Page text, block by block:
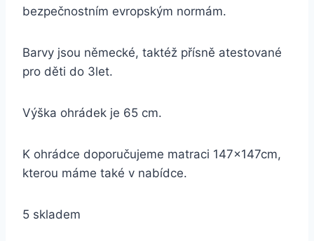
bezpečnostním evropským normám.
Barvy jsou německé, taktéž přísně atestované
pro děti do 3let.
Výška ohrádek je 65 cm.
K ohrádce doporučujeme matraci 147x147cm,
kterou máme také v nabídce.
5 skladem